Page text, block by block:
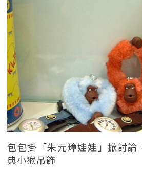
包包掛「朱元璋娃娃」掀討論
典小猴吊飾